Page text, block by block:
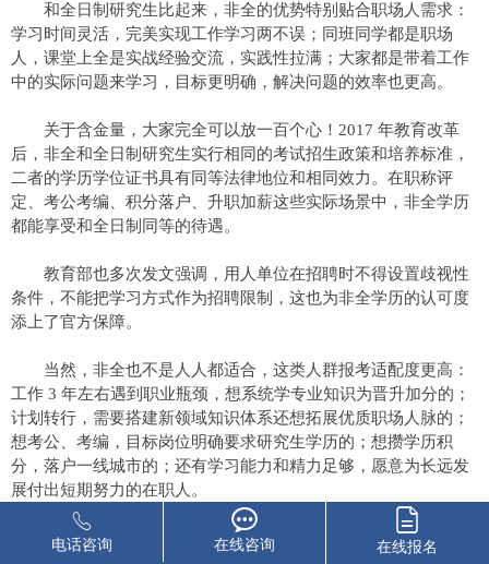
和全日制研究生比起来，非全的优势特别贴合职场人需求：
学习时间灵活，完美实现工作学习两不误；同班同学都是职场
人，课堂上全是实战经验交流，实践性拉满；大家都是带着工作
中的实际问题来学习，目标更明确，解决问题的效率也更高。
关于含金量，大家完全可以放一百个心！2017 年教育改革
后，非全和全日制研究生实行相同的考试招生政策和培养标准，
二者的学历学位证书具有同等法律地位和相同效力。在职称评
定、考公考编、积分落户、升职加薪这些实际场景中，非全学历
都能享受和全日制同等的待遇。
教育部也多次发文强调，用人单位在招聘时不得设置歧视性
条件，不能把学习方式作为招聘限制，这也为非全学历的认可度
添上了官方保障。
当然，非全也不是人人都适合，这类人群报考适配度更高：
工作 3 年左右遇到职业瓶颈，想系统学专业知识为晋升加分的；
计划转行，需要搭建新领域知识体系还想拓展优质职场人脉的；
想考公、考编，目标岗位明确要求研究生学历的；想攒学历积
分，落户一线城市的；还有学习能力和精力足够，愿意为长远发
展付出短期努力的在职人。
想报考的话，不妨先问自己两个问题：未来三年的职业目
电话咨询 在线咨询 在线报名